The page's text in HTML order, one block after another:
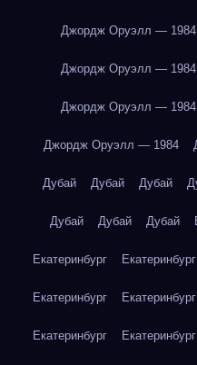
Джордж Оруэлл — 1984
Джордж Оруэлл — 1984
Джордж Оруэлл — 1984
Джордж Оруэлл — 1984
Дубай Дубай Дубай
Дубай Дубай Дубай
Екатеринбург Екатеринбург
Екатеринбург Екатеринбург
Екатеринбург Екатеринбург